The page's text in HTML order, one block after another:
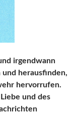
irgendwann
herausfinden,
hervorrufen.
und des